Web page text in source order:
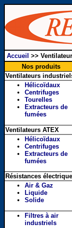
Accueil >>
Nos produits
Ventilateurs
Hélicoïdaux
Centrifuges
Tourelles
Extracteurs de
fumées
Ventilateurs ATEX
Hélicoïdaux
Centrifuges
Extracteurs de
fumées
Résistances électrique
Air & Gaz
Liquide
Solide
Filtres à air
industriels